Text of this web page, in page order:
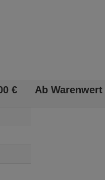
€ Ab Warenwert